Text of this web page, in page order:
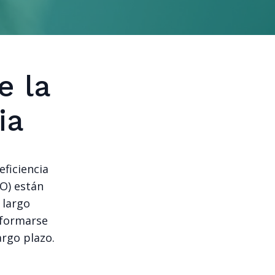
la
están
plazo.